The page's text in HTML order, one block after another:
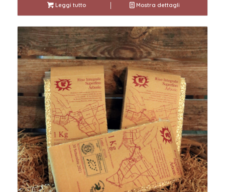
Leggi tutto Mostra dettagli